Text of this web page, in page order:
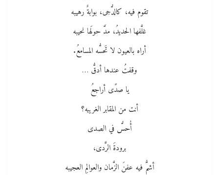
تقوم فيه، كالدُّجى، بوابةٌ رهيبه
غلَّفها الحديدُ، مدَّ حولَها نحيبه
أراه بالعيون لا تَحسُّه المسامعُ.
وقفتُ عندها أدقُّ …
يا صدًى أراجعُ
أنت من المقابر الغريبه؟
أُحسُّ في الصدى
برودةَ الرَّدى،
أشمُّ فيه عفنَ الزَّمان والعوالمِ العجيبه